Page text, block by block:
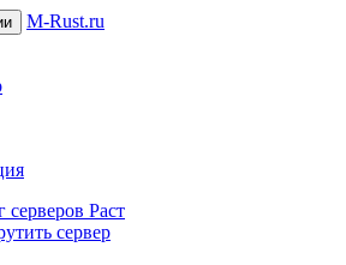
M-Rust.ru
Раст
сервер